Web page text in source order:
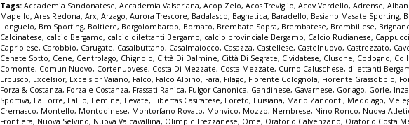
Tags: Accademia Sandonatese,Accademia Valseriana,Acop Zelo,Acos Treviglio,Acov Verdello,Adrense,
Mapello,Ares Redona,Arx,Arzago,Aurora Trescore, Badalasco, Bagnatica, Baradello, Basiano Masate Sporting,
Longuelo, Bm Sporting, Boltiere, Borgolombardo, Bornato, Brembate Sopra, Brembatese, Brembillese,
Calcinatese, calcio Bergamo, calcio dilettanti Bergamo, calcio provinciale Bergamo, Calcio Rudianese,
Capriolese, Carobbio, Carugate, Casalbuttano, Casalmaiocco, Casazza, Castellese, Castelnuovo, Castrezzato,
Cenate Sotto, Cene, Centrolago, Chignolo, Città Di Dalmine, Città Di Segrate, Cividatese, Clusone, Codogno,
Comonte, Comun Nuovo, Cortenuovese, Costa Di Mezzate, Costa Mezzate, Curno Caluschese, dilettanti
Erbusco, Excelsior, Excelsior Vaiano, Falco, Falco Albino, Fara, Filago, Fiorente Colognola, Fiorente Grassobbio,
Forza & Costanza, Forza e Costanza, Frassati Ranica, Fulgor Canonica, Gandinese, Gavarnese, Gorlago, Gorle,
Sportiva, La Torre, Lallio, Lemine, Levate, Libertas Casiratese, Loreto, Luisiana, Mario Zanconti, Medolago,
Cremasco, Montello, Montodinese, Montorfano Rovato, Monvico, Mozzo, Nembrese, Nino Ronco, Nuova
Frontiera, Nuova Selvino, Nuova Valcavallina, Olimpic Trezzanese, Ome, Oratorio Calvenzano, Oratorio Costa